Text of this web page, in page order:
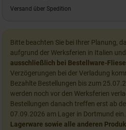
Versand über Spedition
Bitte beachten Sie bei Ihrer Planung,
aufgrund der Werksferien in Italien
ausschließlich bei Bestellware-
Verzögerungen bei der Verladung
Bezahlte Bestellungen bis zum
werden noch vor den Werksferien
Bestellungen danach treffen erst ab
07.09.2026 am Lager in Dortmund ein.
Lagerware sowie alle anderen